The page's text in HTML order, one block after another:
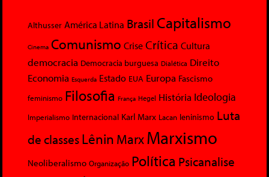
Althusser América Latina Brasil Capitalismo
Cinema Comunismo Crise Crítica Cultura
democracia Democracia burguesa Dialética Direito
Economia Esquerda Estado EUA Europa Fascismo
feminismo Filosofia França Hegel História Ideologia
Imperialismo Internacional Karl Marx Lacan leninismo Luta
de classesLênin MarxMarxismo
Neoliberalismo Organização Política Psicanalise